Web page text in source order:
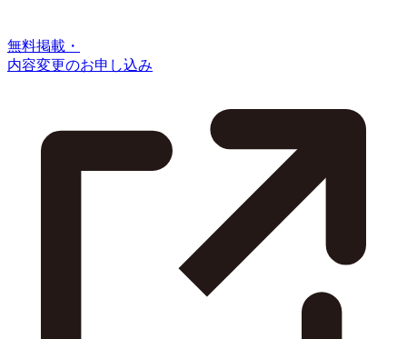
無料掲載・
内容変更のお申し込み